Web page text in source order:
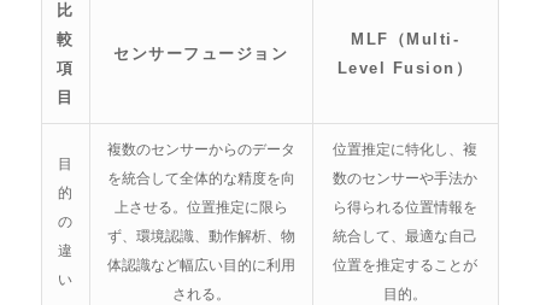
比
較
項
目
センサーフュージョン
MLF（Multi-
Level Fusion）
目
的
の
違
い
複数のセンサーからのデータ
を統合して全体的な精度を向
上させる。位置推定に限ら
ず、環境認識、動作解析、物
体認識など幅広い目的に利用
される。
位置推定に特化し、複
数のセンサーや手法か
ら得られる位置情報を
統合して、最適な自己
位置を推定することが
目的。